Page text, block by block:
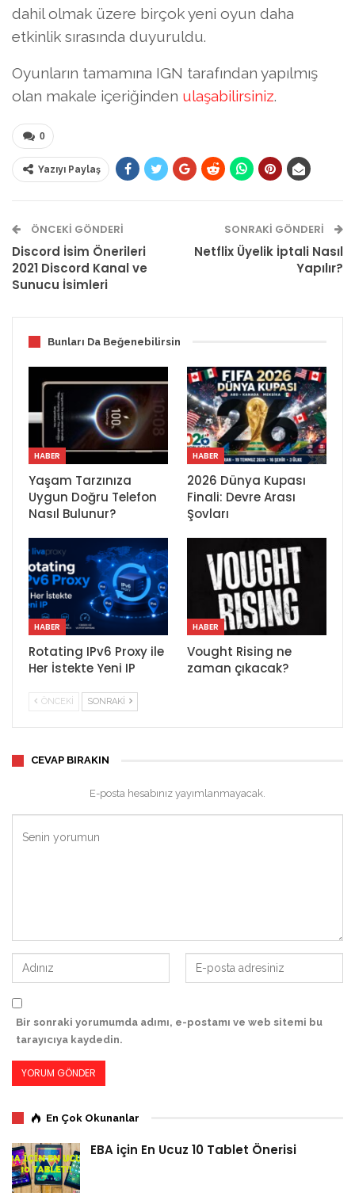
dahil olmak üzere birçok yeni oyun daha
etkinlik sırasında duyuruldu.
Oyunların tamamına IGN tarafından yapılmış
olan makale içeriğinden ulaşabilirsiniz.
0
Yazıyı Paylaş
ÖNCEKI GÖNDERI
Discord İsim Önerileri
2021 Discord Kanal ve
Sunucu İsimleri
SONRAKI GÖNDERI
Netflix Üyelik İptali Nasıl
Yapılır?
Bunları Da Beğenebilirsin
HABER
Yaşam Tarzınıza
Uygun Doğru Telefon
Nasıl Bulunur?
HABER
2026 Dünya Kupası
Finali: Devre Arası
Şovları
HABER
Rotating IPv6 Proxy ile
Her İstekte Yeni IP
HABER
Vought Rising ne
zaman çıkacak?
ÖNCEKI SONRAKI
CEVAP BIRAKIN
E-posta hesabınız yayımlanmayacak.
Bir sonraki yorumumda adımı, e-postamı ve web sitemi bu
tarayıcıya kaydedin.
En Çok Okunanlar
EBA için En Ucuz 10 Tablet Önerisi